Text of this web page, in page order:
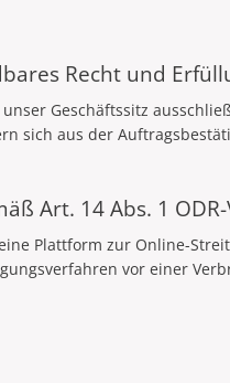
Recht und
Geschäftssitz
sich aus der
Art. 14 Abs. 1 ODR-
Plattform zur Online-
vor einer